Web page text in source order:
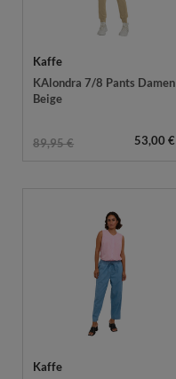
Kaffe
KAlondra 7/8 Pants Damen
Beige
89,95 € 53,00 €
Kaffe